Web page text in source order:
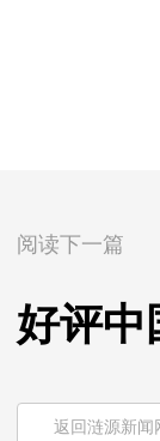
阅读下一篇
好评中
返回涟源新闻